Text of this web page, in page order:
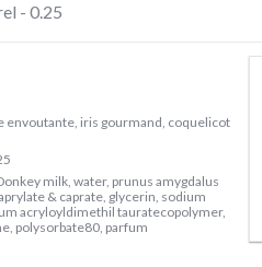
- 0.25
envoutante, iris gourmand, coquelicot
milk, water, prunus amygdalus
& caprate, glycerin, sodium
acryloyldimethil tauratecopolymer,
polysorbate80, parfum